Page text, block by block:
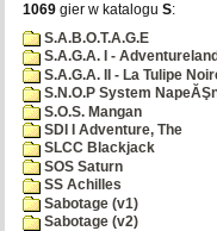
1069 gier w katalogu S:
S.A.B.O.T.A.G.E
S.A.G.A. I -
S.A.G.A. II - La Tulipe
S.N.O.P System
S.O.S. Mangan
SDI I Adventure, The
SLCC Blackjack
SOS Saturn
SS Achilles
Sabotage (v1)
Sabotage (v2)